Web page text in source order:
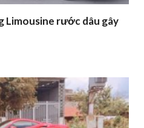
Limousine rước dâu gây